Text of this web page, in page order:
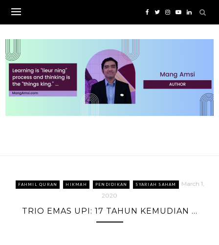
content
FAHMIL QURAN HIKMAH PENDIDIKAN SYARIAH SAHAM
March 1,
2020
TRIO EMAS UPI: 17 TAHUN KEMUDIAN …